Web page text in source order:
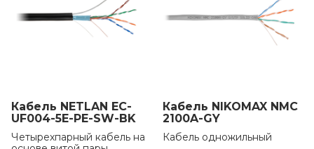
Кабель NETLAN EC-
UF004-5E-PE-SW-BK
Четырехпарный кабель на
Кабель NIKOMAX NMC
2100A-GY
Кабель одножильный